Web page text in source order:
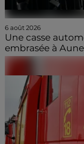
6 août 2026
Une casse
embrasée à